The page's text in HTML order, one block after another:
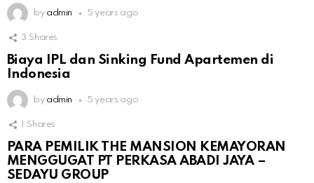
by admin 5 years ago
3 Shares
Biaya IPL dan Sinking Fund Apartemen di
Indonesia
by admin 5 years ago
Shares
PARA PEMILIK THE MANSION KEMAYORAN
MENGGUGAT PT PERKASA ABADI JAYA –
SEDAYU GROUP